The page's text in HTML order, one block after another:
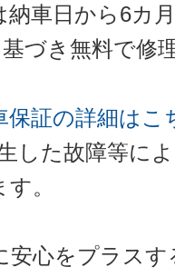
納車日から6カ
づき無料で修
保証の詳細はこ
した故障等に
。
安心をプラス